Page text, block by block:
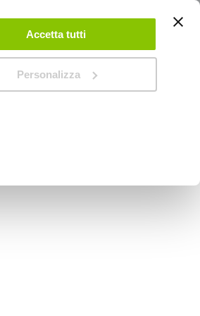
Accetta tutti
Personalizza
CREA UN ACCOUNT CONTATTACI